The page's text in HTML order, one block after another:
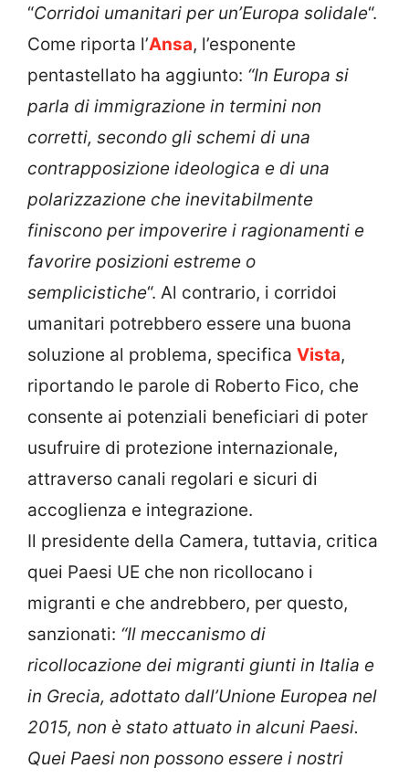
“Corridoi umanitari per un’Europa solidale“.
Come riporta l’Ansa, l’esponente
pentastellato ha aggiunto: “In Europa si
parla di immigrazione in termini non
corretti, secondo gli schemi di una
contrapposizione ideologica e di una
polarizzazione che inevitabilmente
finiscono per impoverire i ragionamenti e
favorire posizioni estreme o
semplicistiche“. Al contrario, i corridoi
umanitari potrebbero essere una buona
soluzione al problema, specifica Vista,
riportando le parole di Roberto Fico, che
consente ai potenziali beneficiari di poter
usufruire di protezione internazionale,
attraverso canali regolari e sicuri di
accoglienza e integrazione.
Il presidente della Camera, tuttavia, critica
quei Paesi UE che non ricollocano i
migranti e che andrebbero, per questo,
sanzionati: “Il meccanismo di
ricollocazione dei migranti giunti in Italia e
in Grecia, adottato dall’Unione Europea nel
2015, non è stato attuato in alcuni Paesi.
Quei Paesi non possono essere i nostri